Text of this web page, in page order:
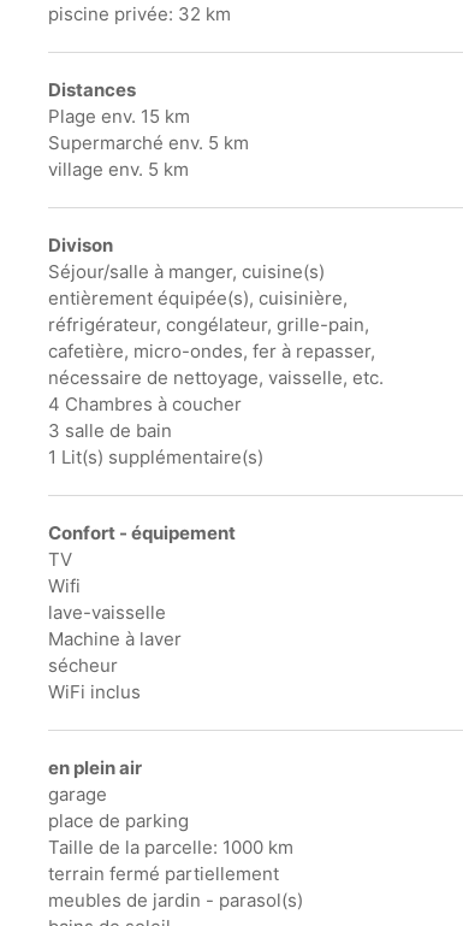
piscine privée: 32 km
Distances
Plage env. 15 km
Supermarché env. 5 km
village env. 5 km
Divison
Séjour/salle à manger, cuisine(s)
entièrement équipée(s), cuisinière,
réfrigérateur, congélateur, grille-pain,
cafetière, micro-ondes, fer à repasser,
nécessaire de nettoyage, vaisselle, etc.
4 Chambres à coucher
3 salle de bain
1 Lit(s) supplémentaire(s)
Confort - équipement
TV
Wifi
lave-vaisselle
Machine à laver
sécheur
WiFi inclus
en plein air
garage
place de parking
Taille de la parcelle: 1000 km
terrain fermé partiellement
meubles de jardin - parasol(s)